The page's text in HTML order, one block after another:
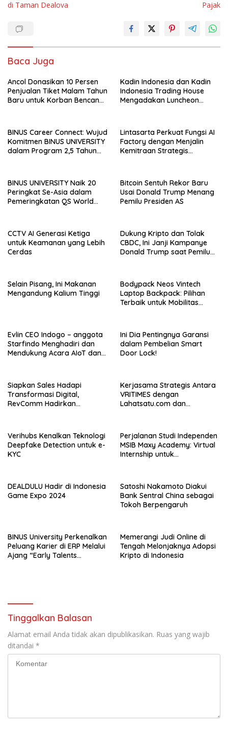
di Taman Dealova Pajak
Baca Juga
Ancol Donasikan 10 Persen
Penjualan Tiket Malam Tahun
Baru untuk Korban Bencana
Kadin Indonesia dan Kadin
Indonesia Trading House
Mengadakan Luncheon
Chamber of Commerce and
Industry (SMCCI)
BINUS Career Connect: Wujud
Komitmen BINUS UNIVERSITY
dalam Program 2,5 Tahun
Lintasarta Perkuat Fungsi AI
Factory dengan Menjalin
Kemitraan Strategis
BINUS UNIVERSITY Naik 20
Peringkat Se-Asia dalam
Pemeringkatan QS World
Bitcoin Sentuh Rekor Baru
Usai Donald Trump Menang
Pemilu Presiden AS
CCTV AI Generasi Ketiga
untuk Keamanan yang Lebih
Cerdas
Dukung Kripto dan Tolak
CBDC, Ini Janji Kampanye
Donald Trump saat Pemilu
Selain Pisang, Ini Makanan
Mengandung Kalium Tinggi
Bodypack Neos Vintech
Laptop Backpack: Pilihan
Terbaik untuk Mobilitas
Evlin CEO Indogo – anggota
Starfindo Menghadiri dan
Mendukung Acara AIoT dan
Ini Dia Pentingnya Garansi
dalam Pembelian Smart
Door Lock!
Siapkan Sales Hadapi
Transformasi Digital,
RevComm Hadirkan
Kerjasama Strategis Antara
VRITIMES dengan
Lahatsatu.com dan
Indonesia
Verihubs Kenalkan Teknologi
Deepfake Detection untuk e-
KYC
Perjalanan Studi Independen
MSIB Maxy Academy: Virtual
Internship untuk
DEALDULU Hadir di Indonesia
Game Expo 2024
Satoshi Nakamoto Diakui
Bank Sentral China sebagai
Tokoh Berpengaruh
BINUS University Perkenalkan
Peluang Karier di ERP Melalui
Ajang “Early Talents
Memerangi Judi Online di
Tengah Melonjaknya Adopsi
Kripto di Indonesia
Tinggalkan Balasan
Alamat email Anda tidak akan dipublikasikan. Ruas yang wajib
ditandai *